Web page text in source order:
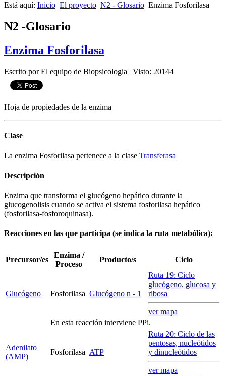
Está aquí: Inicio El proyecto N2 - Glosario Enzima Fosforilasa
N2 -Glosario
Enzima Fosforilasa
Escrito por El equipo de Biopsicologia | Visto: 20144
Hoja de propiedades de la enzima
Clase
La enzima Fosforilasa pertenece a la clase Transferasa
Descripción
Enzima que transforma el glucógeno hepático durante la
glucogenolisis cuando se activa el sistema fosforilasa hepático
(fosforilasa-fosforoquinasa).
Reacciones en las que participa (se indica la ruta metabólica):
Precursor/es
Enzima /
Proceso
Producto/s Ciclo
Glucógeno Fosforilasa Glucógeno n - 1
Ruta 19: Ciclo
glucógeno, glucosa y
ribosa
ver mapa
En esta reacción interviene PPi.
Adenilato
(AMP)
Fosforilasa ATP
Ruta 20: Ciclo de las
pentosas, nucleótidos
y dinucleótidos
ver mapa